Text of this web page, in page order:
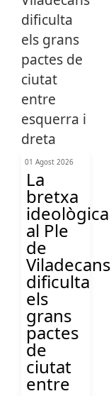
01 Agost 2026
La
bretxa
ideològica
al Ple
de
Viladecans
dificulta
els
grans
pactes
de
ciutat
entre